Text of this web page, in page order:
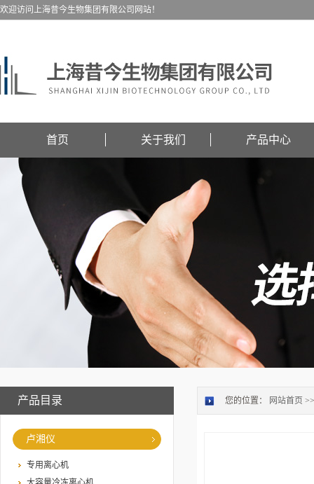
欢迎访问上海昔今生物集团有限公司网站！
首页 关于我们 产品中心
产品目录
卢湘仪
专用离心机
您的位置： 网站首页